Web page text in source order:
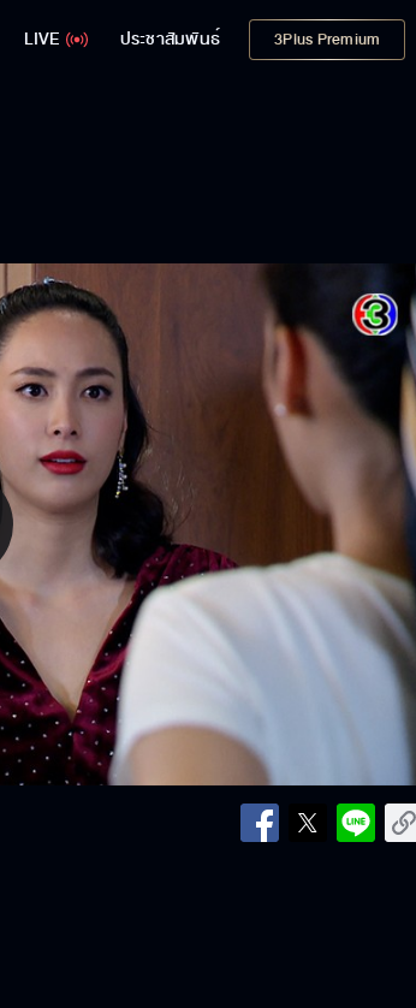
LIVE ประชาสัมพันธ์ 3Plus Premium